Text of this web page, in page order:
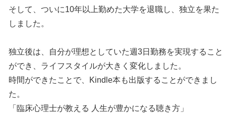
そして、ついに10年以上勤めた大学を退職し、独立を果た
しました。
独立後は、自分が理想としていた週3日勤務を実現すること
ができ、ライフスタイルが大きく変化しました。
時間ができたことで、Kindle本も出版することができまし
た。
「臨床心理士が教える 人生が豊かになる聴き方」